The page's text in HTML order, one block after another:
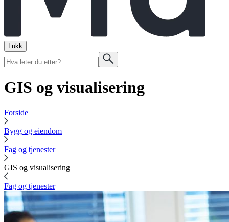
Lukk
GIS og visualisering
Forside
Bygg og eiendom
Fag og tjenester
GIS og visualisering
Fag og tjenester